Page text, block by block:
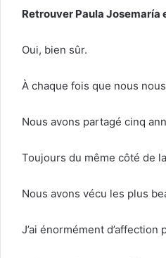
Retrouver Paula Josemaría
Oui, bien sûr.
À chaque fois que nous
Nous avons partagé cinq
Toujours du même côté de
Nous avons vécu les plus
J’ai énormément